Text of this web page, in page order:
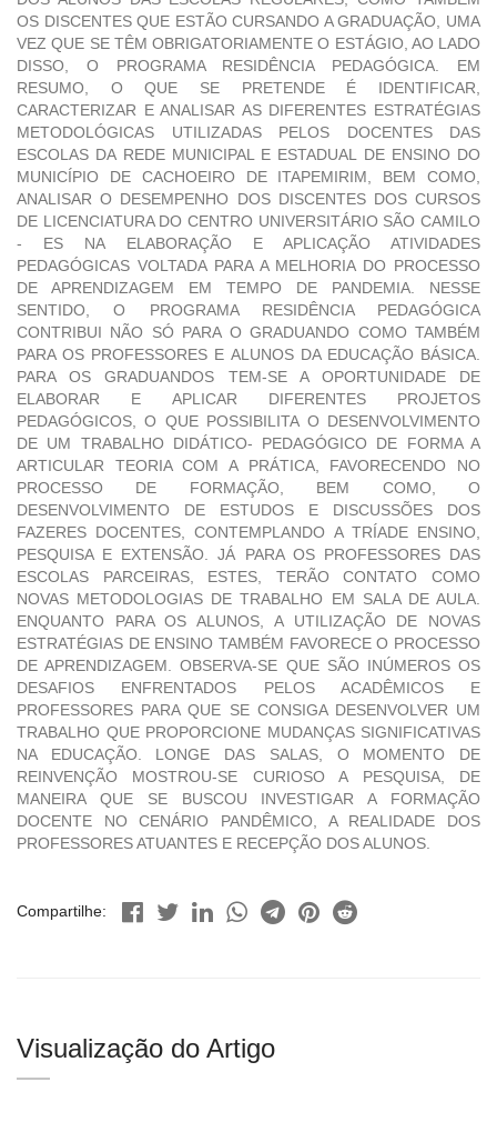
OS DISCENTES QUE ESTÃO CURSANDO A GRADUAÇÃO, UMA
VEZ QUE SE TÊM OBRIGATORIAMENTE O ESTÁGIO, AO LADO
DISSO, O PROGRAMA RESIDÊNCIA PEDAGÓGICA. EM
RESUMO, O QUE SE PRETENDE É IDENTIFICAR,
CARACTERIZAR E ANALISAR AS DIFERENTES ESTRATÉGIAS
METODOLÓGICAS UTILIZADAS PELOS DOCENTES DAS
ESCOLAS DA REDE MUNICIPAL E ESTADUAL DE ENSINO DO
MUNICÍPIO DE CACHOEIRO DE ITAPEMIRIM, BEM COMO,
ANALISAR O DESEMPENHO DOS DISCENTES DOS CURSOS
DE LICENCIATURA DO CENTRO UNIVERSITÁRIO SÃO CAMILO
- ES NA ELABORAÇÃO E APLICAÇÃO ATIVIDADES
PEDAGÓGICAS VOLTADA PARA A MELHORIA DO PROCESSO
DE APRENDIZAGEM EM TEMPO DE PANDEMIA. NESSE
SENTIDO, O PROGRAMA RESIDÊNCIA PEDAGÓGICA
CONTRIBUI NÃO SÓ PARA O GRADUANDO COMO TAMBÉM
PARA OS PROFESSORES E ALUNOS DA EDUCAÇÃO BÁSICA.
PARA OS GRADUANDOS TEM-SE A OPORTUNIDADE DE
ELABORAR E APLICAR DIFERENTES PROJETOS
PEDAGÓGICOS, O QUE POSSIBILITA O DESENVOLVIMENTO
DE UM TRABALHO DIDÁTICO- PEDAGÓGICO DE FORMA A
ARTICULAR TEORIA COM A PRÁTICA, FAVORECENDO NO
PROCESSO DE FORMAÇÃO, BEM COMO, O
DESENVOLVIMENTO DE ESTUDOS E DISCUSSÕES DOS
FAZERES DOCENTES, CONTEMPLANDO A TRÍADE ENSINO,
PESQUISA E EXTENSÃO. JÁ PARA OS PROFESSORES DAS
ESCOLAS PARCEIRAS, ESTES, TERÃO CONTATO COMO
NOVAS METODOLOGIAS DE TRABALHO EM SALA DE AULA.
ENQUANTO PARA OS ALUNOS, A UTILIZAÇÃO DE NOVAS
ESTRATÉGIAS DE ENSINO TAMBÉM FAVORECE O PROCESSO
DE APRENDIZAGEM. OBSERVA-SE QUE SÃO INÚMEROS OS
DESAFIOS ENFRENTADOS PELOS ACADÊMICOS E
PROFESSORES PARA QUE SE CONSIGA DESENVOLVER UM
TRABALHO QUE PROPORCIONE MUDANÇAS SIGNIFICATIVAS
NA EDUCAÇÃO. LONGE DAS SALAS, O MOMENTO DE
REINVENÇÃO MOSTROU-SE CURIOSO A PESQUISA, DE
MANEIRA QUE SE BUSCOU INVESTIGAR A FORMAÇÃO
DOCENTE NO CENÁRIO PANDÊMICO, A REALIDADE DOS
PROFESSORES ATUANTES E RECEPÇÃO DOS ALUNOS.
Compartilhe:
Visualização do Artigo